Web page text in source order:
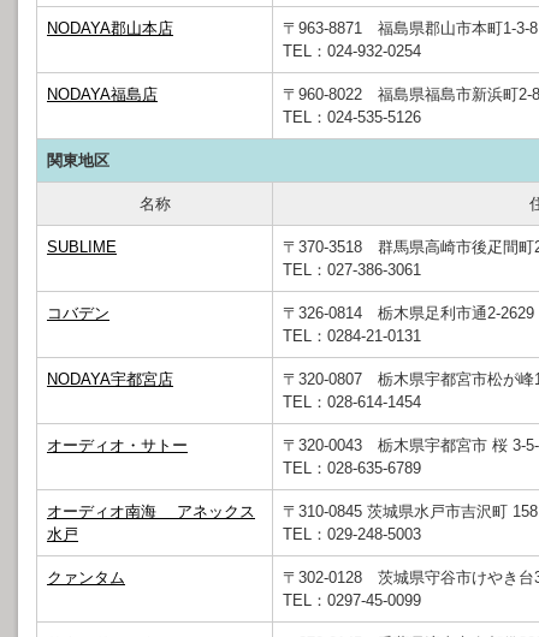
NODAYA郡山本店
〒963-8871 福島県郡山市本町1-3-8
TEL：024-932-0254
NODAYA福島店
〒960-8022 福島県福島市新浜町2-8
TEL：024-535-5126
関東地区
名称
SUBLIME
〒370-3518 群馬県高崎市後疋間町
TEL：027-386-3061
コバデン
〒326-0814 栃木県足利市通2-2629
TEL：0284-21-0131
NODAYA宇都宮店
〒320-0807 栃木県宇都宮市松が峰
TEL：028-614-1454
オーディオ・サトー
〒320-0043 栃木県宇都宮市 桜 3-
TEL：028-635-6789
オーディオ南海 アネックス
水戸
〒310-0845 茨城県水戸市吉沢町 158
TEL：029-248-5003
クァンタム
〒302-0128 茨城県守谷市けやき台
TEL：0297-45-0099